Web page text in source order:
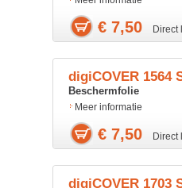
€ 7,50 Direct
digiCOVER 1564
Beschermfolie
Meer informatie
€ 7,50 Direct
digiCOVER 1703